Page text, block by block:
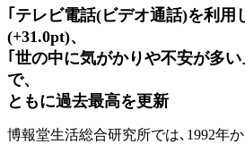
｢テレビ電話(ビデオ通話)を利用
(+31.0pt)、
｢世の中に気がかりや不安が多い
で、
ともに過去最高を更新
博報堂生活総合研究所では､1992年